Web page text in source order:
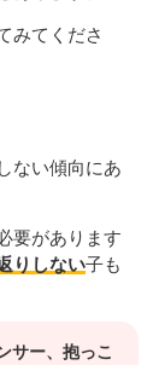
みてくださ
ない傾向にあ
要があります
りしない子も
サー、抱っこ